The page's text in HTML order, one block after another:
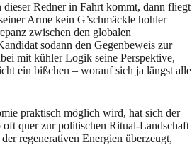
Redner in Fahrt kommt, dann fliegt
Arme kein G’schmäckle hohler
zwischen den globalen
sodann den Gegenbeweis zur
mit kühler Logik seine Perspektive,
ein bißchen – worauf sich ja längst alle
praktisch möglich wird, hat sich der
quer zur politischen Ritual-Landschaft
regenerativen Energien überzeugt,